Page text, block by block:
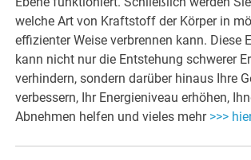
welche Art von Kraftstoff der Körper in
effizienter Weise verbrennen kann. Diese
kann nicht nur die Entstehung schwerer
verhindern, sondern darüber hinaus Ihre
verbessern, Ihr Energieniveau erhöhen,
Abnehmen helfen und vieles mehr >>>